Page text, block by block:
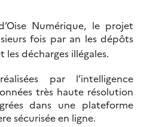
Numérique, le projet
fois par an les dépôts
les décharges illégales.
par l’intelligence
très haute résolution
dans une plateforme
sécurisée en ligne.